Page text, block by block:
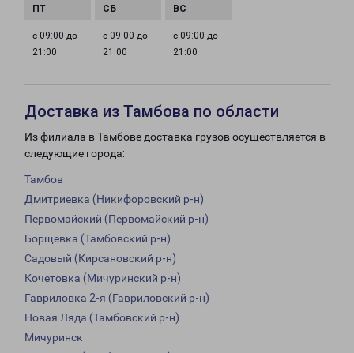
с 09:00 до
21:00
с 09:00 до
21:00
с 09:00 до
21:00
Доставка из Тамбова по области
Из филиала в Тамбове доставка грузов осуществляется в
следующие города:
Тамбов
Дмитриевка (Никифоровский р-н)
Первомайский (Первомайский р-н)
Борщевка (Тамбовский р-н)
Садовый (Кирсановский р-н)
Кочетовка (Мичуринский р-н)
Гавриловка 2-я (Гавриловский р-н)
Новая Ляда (Тамбовский р-н)
Мичуринск